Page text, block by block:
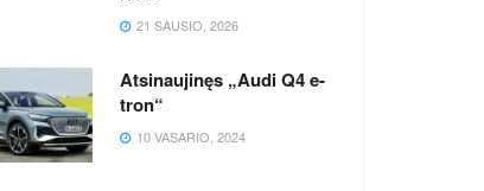
21 SAUSIO, 2026
Atsinaujinęs „Audi Q4 e-
tron“
10 VASARIO, 2024